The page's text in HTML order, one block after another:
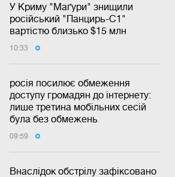
У Криму "Маґури" знищили
російський "Панцирь-С1"
вартістю близько $15 млн
10:33
росія посилює обмеження
доступу громадян до інтернету:
лише третина мобільних сесій
була без обмежень
09:59
Внаслідок обстрілу зафіксовано